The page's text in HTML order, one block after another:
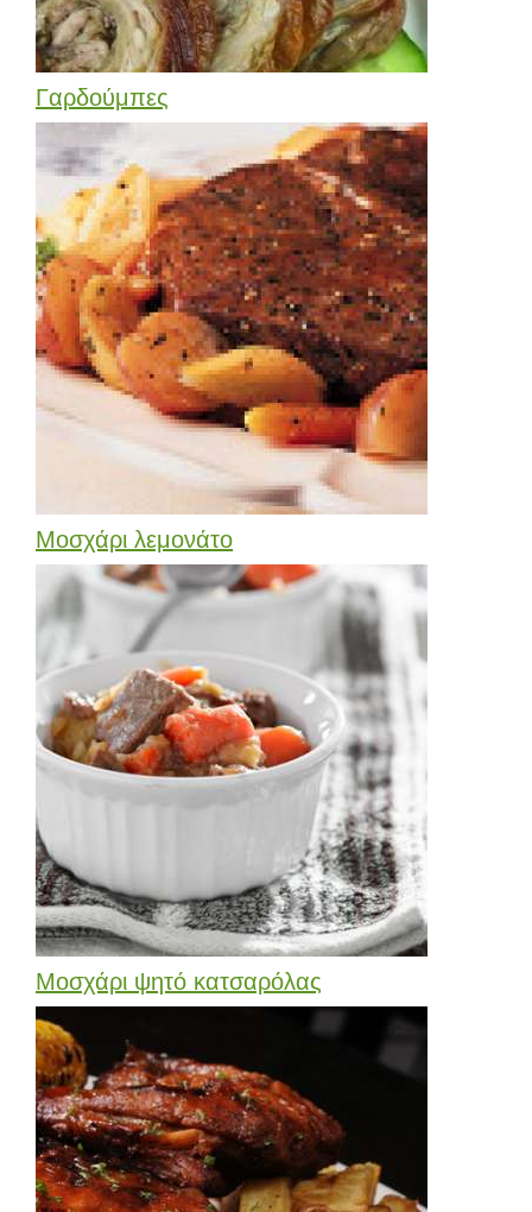
Γαρδούμπες
Μοσχάρι λεμονάτο
Μοσχάρι ψητό κατσαρόλας